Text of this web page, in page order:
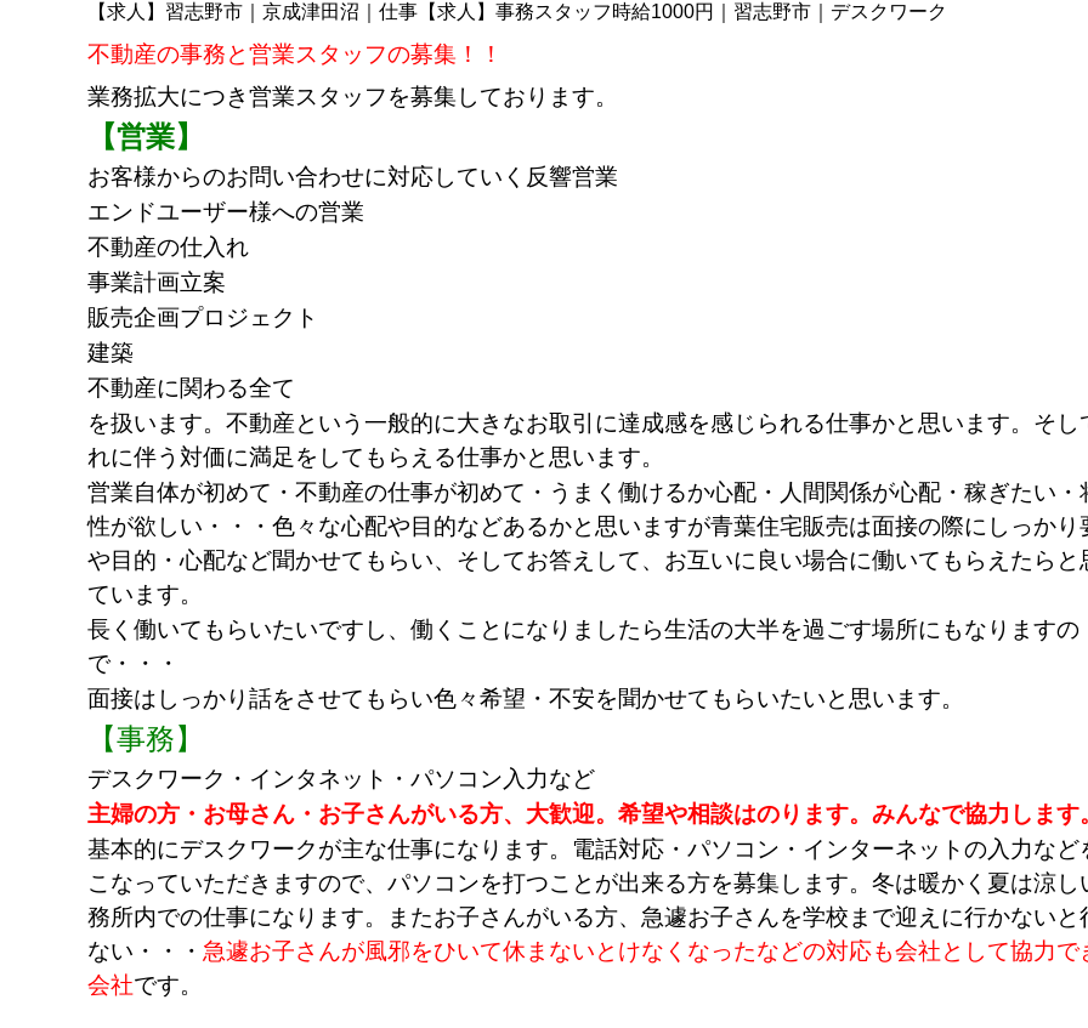
【求人】習志野市｜京成津田沼｜仕事【求人】事務スタッフ時給1000円｜習志野市｜デスクワーク
不動産の事務と営業スタッフの募集！！
業務拡大につき営業スタッフを募集しております。
【営業】
お客様からのお問い合わせに対応していく反響営業
エンドユーザー様への営業
不動産の仕入れ
事業計画立案
販売企画プロジェクト
建築
不動産に関わる全て
を扱います。不動産という一般的に大きなお取引に達成感を感じられる仕事かと思います。そし
れに伴う対価に満足をしてもらえる仕事かと思います。
営業自体が初めて・不動産の仕事が初めて・うまく働けるか心配・人間関係が心配・稼ぎたい・
性が欲しい・・・色々な心配や目的などあるかと思いますが青葉住宅販売は面接の際にしっかり
や目的・心配など聞かせてもらい、そしてお答えして、お互いに良い場合に働いてもらえたらと
ています。
長く働いてもらいたいですし、働くことになりましたら生活の大半を過ごす場所にもなりますの
で・・・
面接はしっかり話をさせてもらい色々希望・不安を聞かせてもらいたいと思います。
【事務】
デスクワーク・インタネット・パソコン入力など
主婦の方・お母さん・お子さんがいる方、大歓迎。希望や相談はのります。みんなで協力します
基本的にデスクワークが主な仕事になります。電話対応・パソコン・インターネットの入力など
こなっていただきますので、パソコンを打つことが出来る方を募集します。冬は暖かく夏は涼し
務所内での仕事になります。またお子さんがいる方、急遽お子さんを学校まで迎えに行かないと
ない・・・ 急遽お子さんが風邪をひいて休まないとけなくなったなどの対応も会社として協力で
会社です。